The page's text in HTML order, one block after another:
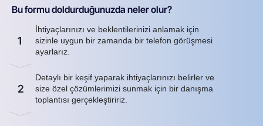
Bu formu doldurduğunuzda neler olur?
1
İhtiyaçlarınızı ve beklentilerinizi anlamak için
sizinle uygun bir zamanda bir telefon görüşmesi
ayarlarız.
2
Detaylı bir keşif yaparak ihtiyaçlarınızı belirler ve
size özel çözümlerimizi sunmak için bir danışma
toplantısı gerçekleştiririz.